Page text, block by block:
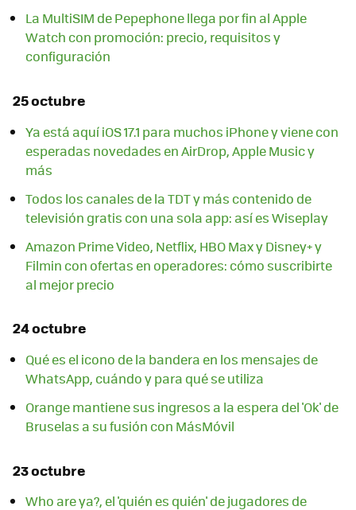
La MultiSIM de Pepephone llega por fin al Apple
Watch con promoción: precio, requisitos y
configuración
25 octubre
Ya está aquí iOS 17.1 para muchos iPhone y viene con
esperadas novedades en AirDrop, Apple Music y
más
Todos los canales de la TDT y más contenido de
televisión gratis con una sola app: así es Wiseplay
Amazon Prime Video, Netflix, HBO Max y Disney+ y
Filmin con ofertas en operadores: cómo suscribirte
al mejor precio
24 octubre
Qué es el icono de la bandera en los mensajes de
WhatsApp, cuándo y para qué se utiliza
Orange mantiene sus ingresos a la espera del 'Ok' de
Bruselas a su fusión con MásMóvil
23 octubre
Who are ya?, el 'quién es quién' de jugadores de